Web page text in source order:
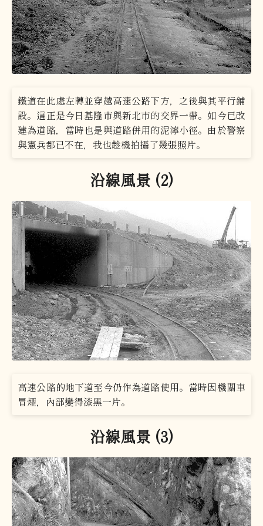
鐵道在此處左轉並穿越高速公路下方，之後與其平行鋪
設。這正是今日基隆市與新北市的交界一帶。如今已改
建為道路，當時也是與道路併用的泥濘小徑。由於警察
與憲兵都已不在，我也趁機拍攝了幾張照片。
沿線風景 (2)
高速公路的地下道至今仍作為道路使用。當時因機關車
冒煙，內部變得漆黑一片。
沿線風景 (3)